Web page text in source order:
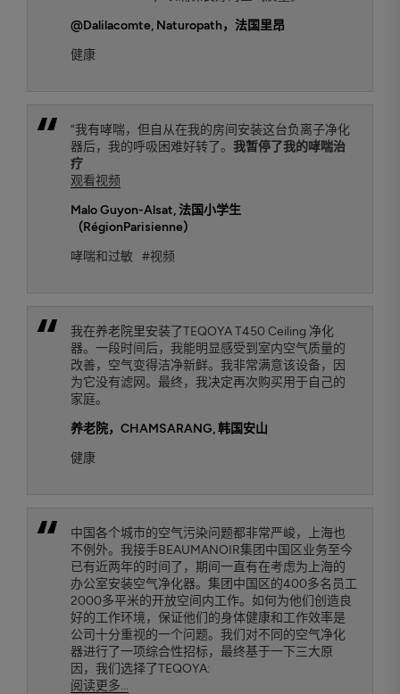
@Dalilacomte, Naturopath，法国里昂
健康
“我有哮喘，但自从在我的房间安装这台负离子净化
器后，我的呼吸困难好转了。 我暂停了我的哮喘治
疗
观看视频
Malo Guyon-Alsat, 法国小学生
（RégionParisienne）
哮喘和过敏
#视频
我在养老院里安装了TEQOYA T450 Ceiling 净化
器。一段时间后，我能明显感受到室内空气质量的
改善，空气变得洁净新鲜。我非常满意该设备，因
为它没有滤网。最终，我决定再次购买用于自己的
家庭。
养老院，CHAMSARANG, 韩国安山
健康
中国各个城市的空气污染问题都非常严峻，上海也
不例外。我接手BEAUMANOIR集团中国区业务至今
已有近两年的时间了，期间一直有在考虑为上海的
办公室安装空气净化器。集团中国区的400多名员工
2000多平米的开放空间内工作。如何为他们创造良
好的工作环境，保证他们的身体健康和工作效率是
公司十分重视的一个问题。我们对不同的空气净化
器进行了一项综合性招标，最终基于一下三大原
因，我们选择了TEQOYA:
阅读更多...